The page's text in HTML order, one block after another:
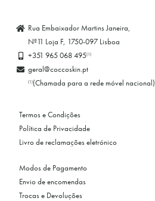
Rua Embaixador Martins Janeira,
Nº11 Loja F, 1750-097 Lisboa
+351 965 068 495(1)
geral@coccoskin.pt
(1)(Chamada para a rede móvel nacional)
Termos e Condições
Política de Privacidade
Livro de reclamações eletrónico
Modos de Pagamento
Envio de encomendas
Trocas e Devoluções